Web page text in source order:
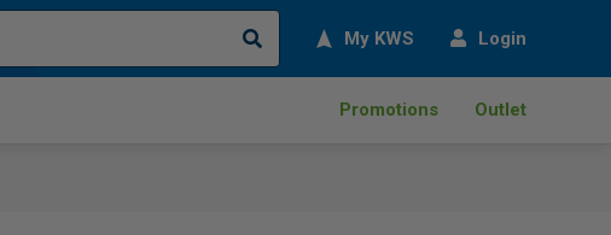
Search My KWS Login
Promotions Outlet